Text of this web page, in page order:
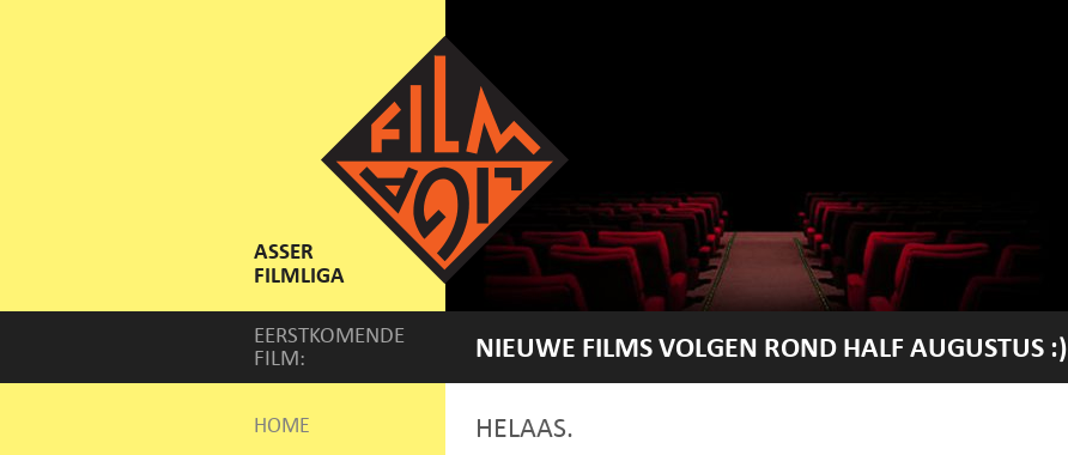
ASSER
FILMLIGA
EERSTKOMENDE
FILM:
NIEUWE FILMS VOLGEN ROND HALF AUGUSTUS :)
HOME
HELAAS.